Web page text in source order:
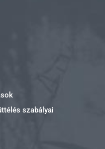
szabályai